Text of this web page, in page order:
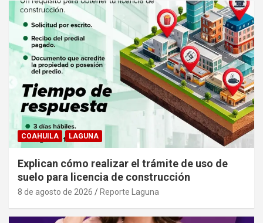
COAHUILA LAGUNA
Explican cómo realizar el trámite de uso de
suelo para licencia de construcción
8 de agosto de 2026 Reporte Laguna